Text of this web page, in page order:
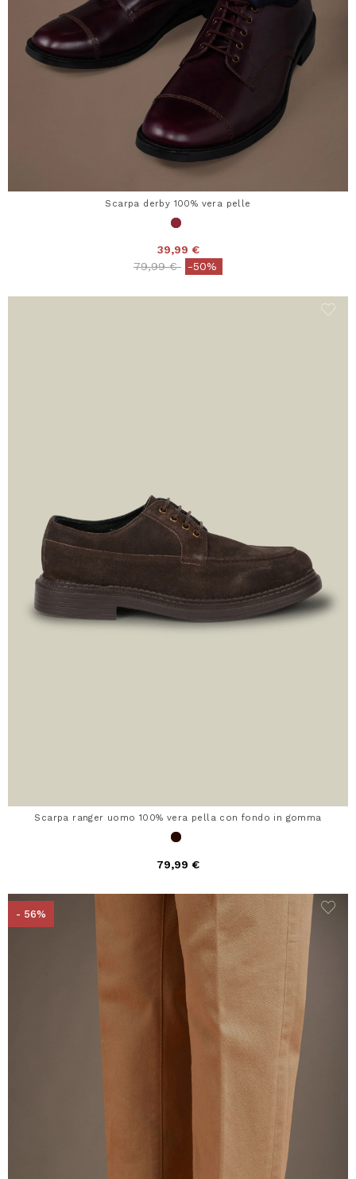
Scarpa derby 100% vera pelle
39,99 €
Price reduced from
79,99 €to-50%
Scarpa ranger uomo 100% vera pella con fondo in gomma
79,99 €
- 56%